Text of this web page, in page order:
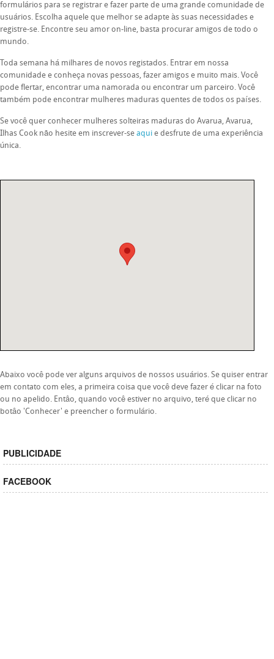
formulários para se registrar e fazer parte de uma grande comunidade de
usuários. Escolha aquele que melhor se adapte às suas necessidades e
registre-se. Encontre seu amor on-line, basta procurar amigos de todo o
mundo.
Toda semana há milhares de novos registados. Entrar em nossa
comunidade e conheça novas pessoas, fazer amigos e muito mais. Você
pode flertar, encontrar uma namorada ou encontrar um parceiro. Você
também pode encontrar mulheres maduras quentes de todos os países.
Se você quer conhecer mulheres solteiras maduras do Avarua, Avarua,
Ilhas Cook não hesite em inscrever-se aqui e desfrute de uma experiência
única.
Abaixo você pode ver alguns arquivos de nossos usuários. Se quiser entrar
em contato com eles, a primeira coisa que você deve fazer é clicar na foto
ou no apelido. Entâo, quando você estiver no arquivo, teré que clicar no
botâo 'Conhecer' e preencher o formulário.
PUBLICIDADE
FACEBOOK